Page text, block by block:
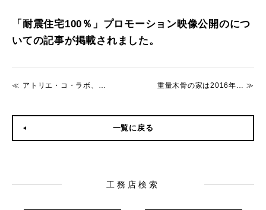
「耐震住宅100％」プロモーション映像公開のにつ
いての記事が掲載されました。
アトリエ・コ・ラボ、ＺＥＨとＳＥ構法の標準化を発表 ５つのコンセプトモデルも | 住宅ニュース：つくり手の事例：新建ハウジングDIGITAL 重量木骨の家は2016年さらなる安心ブランドへ
一覧に戻る
工務店検索